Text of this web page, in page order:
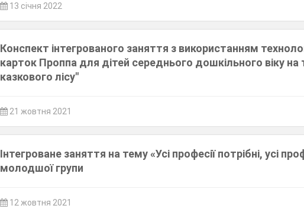
13 січня 2022
Конспект інтегрованого заняття з використанням
карток Проппа для дітей середнього дошкільного віку
казкового лісу"
21 жовтня 2021
Інтегроване заняття на тему «Усі професії потрібні, усі
молодшої групи
12 жовтня 2021